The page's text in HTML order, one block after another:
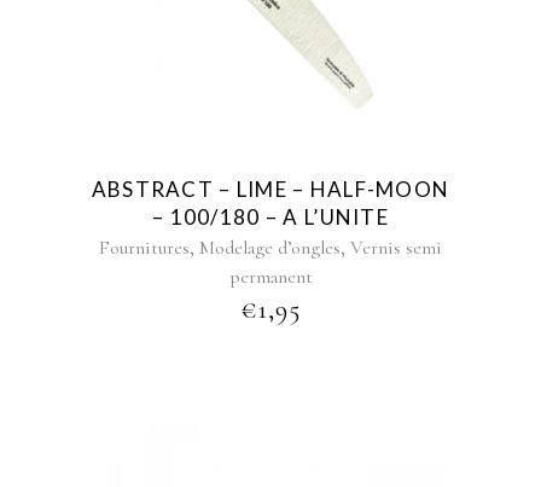
ABSTRACT – LIME – HALF-MOON
– 100/180 – A L’UNITE
Fournitures, Modelage d’ongles, Vernis semi
permanent
€1,95